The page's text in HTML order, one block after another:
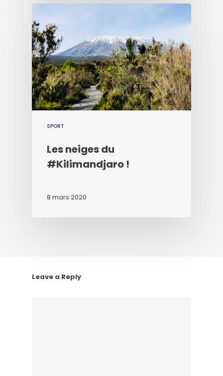
SPORT
Les neiges du
#Kilimandjaro !
8 mars 2020
Leave a Reply